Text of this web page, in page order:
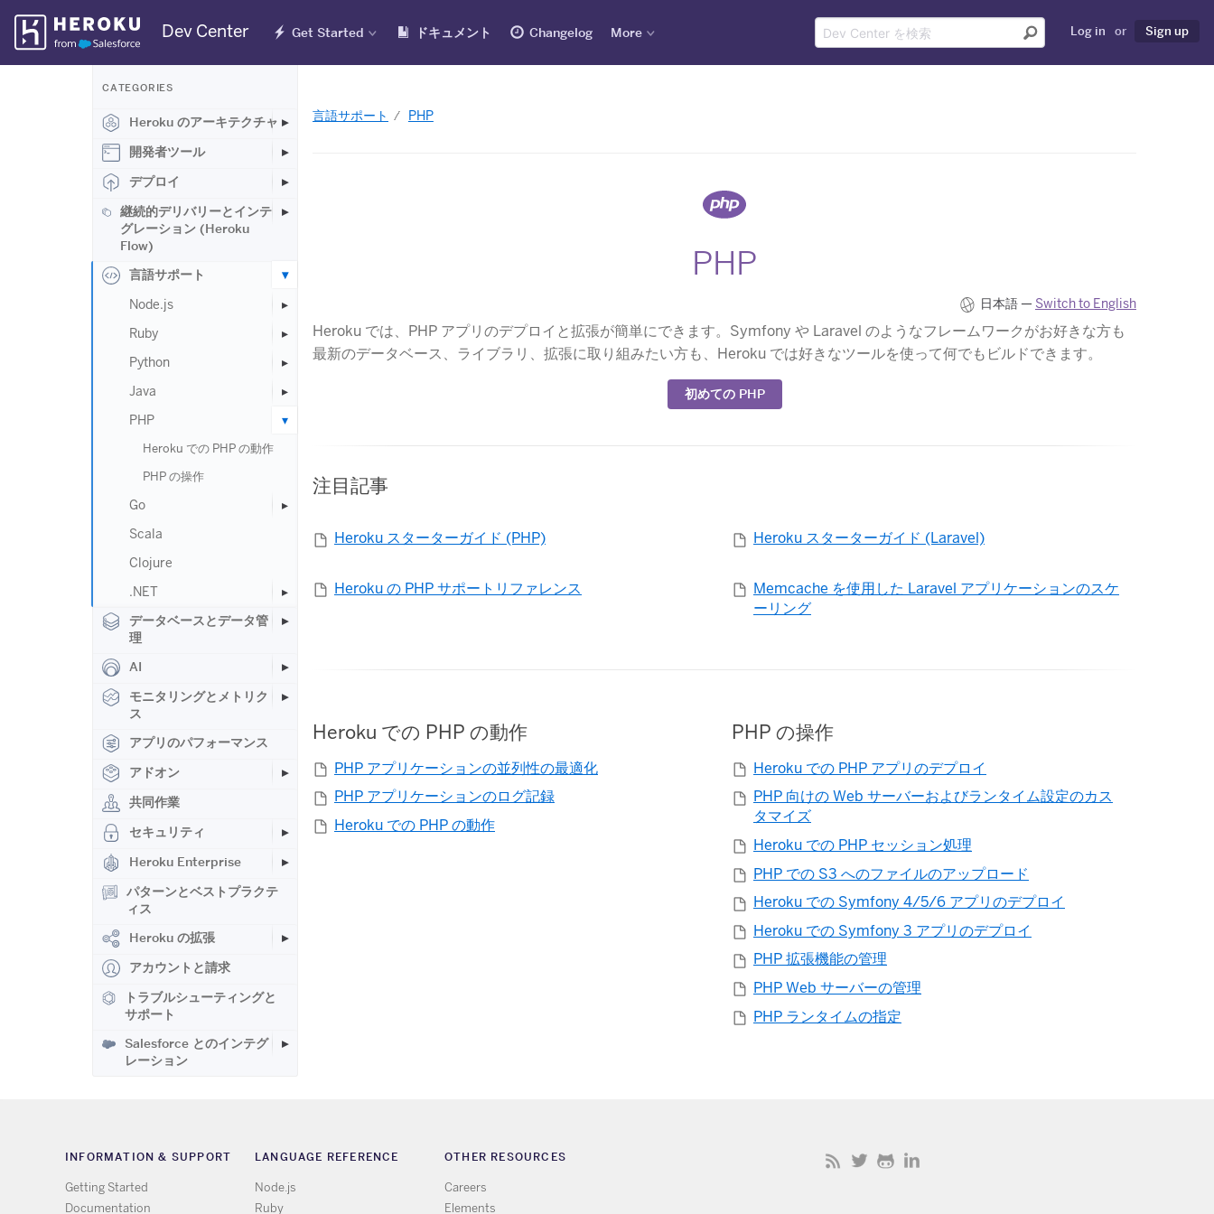
Skip
Navigation
Dev Center Get Started ドキュメント Changelog More Log in or Sign up
CATEGORIES
Heroku のアーキテクチャ
開発者ツール
デプロイ
継続的デリバリーとインテ
グレーション (Heroku
Flow)
言語サポート
Node.js
Ruby
Python
Java
PHP
Heroku での PHP の動作
PHP の操作
Go
Scala
Clojure
.NET
データベースとデータ管
理
AI
モニタリングとメトリク
ス
アプリのパフォーマンス
アドオン
共同作業
セキュリティ
Heroku Enterprise
パターンとベストプラクテ
ィス
Heroku の拡張
アカウントと請求
トラブルシューティングと
サポート
Salesforce とのインテグ
レーション
言語サポート PHP
PHP
日本語 — Switch to English
Heroku では、PHP アプリのデプロイと拡張が簡単にできます。Symfony や Laravel のようなフレームワークがお好きな方も
最新のデータベース、ライブラリ、拡張に取り組みたい方も、Heroku では好きなツールを使って何でもビルドできます。
​初めての PHP
注目記事
Heroku スターターガイド (PHP) Heroku スターターガイド (Laravel)
Heroku の PHP サポートリファレンス
Memcache を使用した Laravel アプリケーションのスケ
ーリング
Heroku での PHP の動作
PHP アプリケーションの並列性の最適化
PHP アプリケーションのログ記録
Heroku での PHP の動作
PHP の操作
Heroku での PHP アプリのデプロイ
PHP 向けの Web サーバーおよびランタイム設定のカス
タマイズ
Heroku での PHP セッション処理
PHP での S3 へのファイルのアップロード
Heroku での Symfony 4/5/6 アプリのデプロイ
Heroku での Symfony 3 アプリのデプロイ
PHP 拡張機能の管理
PHP Web サーバーの管理
PHP ランタイムの指定
INFORMATION & SUPPORT
Getting Started
Documentation
LANGUAGE REFERENCE
Node.js
Ruby
OTHER RESOURCES
Careers
Elements